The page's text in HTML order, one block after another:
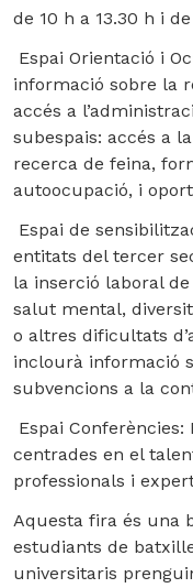
de 10 h a 13.30 h i
Espai Orientació i
informació sobre la
accés a
subespais: accés a
recerca de feina,
autoocupació, i
Espai de
entitats del tercer
la inserció laboral
salut mental,
o altres dificultats
inclourà informació
subvencions a la
Espai Conferències:
centrades en el
professionals i
Aquesta fira és una
estudiants de
universitaris